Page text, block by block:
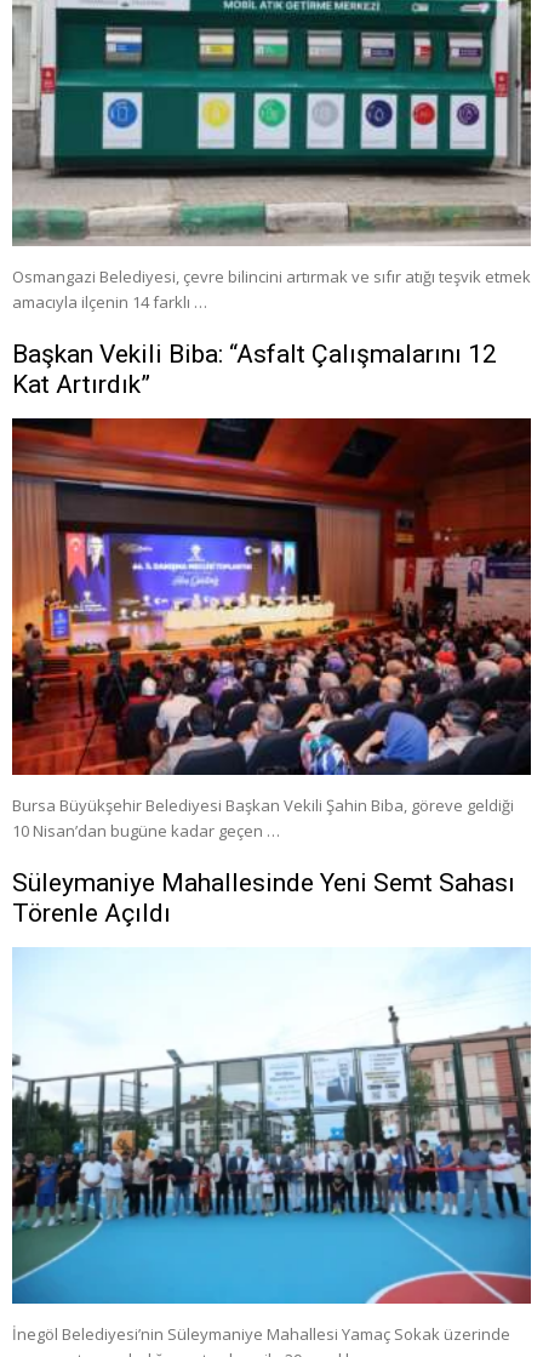
Osmangazi Belediyesi, çevre bilincini artırmak ve sıfır atığı teşvik etmek
amacıyla ilçenin 14 farklı …
Başkan Vekili Biba: “Asfalt Çalışmalarını 12
Kat Artırdık”
Bursa Büyükşehir Belediyesi Başkan Vekili Şahin Biba, göreve geldiği
10 Nisan’dan bugüne kadar geçen …
Süleymaniye Mahallesinde Yeni Semt Sahası
Törenle Açıldı
İnegöl Belediyesi’nin Süleymaniye Mahallesi Yamaç Sokak üzerinde